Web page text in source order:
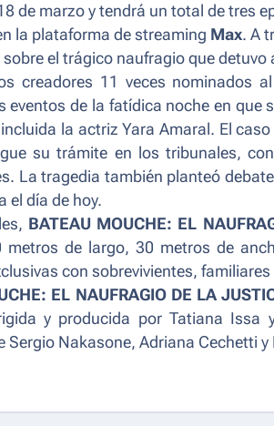
de marzo y tendrá un total de tres
la plataforma de streaming Max. A
el trágico naufragio que detuvo
creadores 11 veces nominados
eventos de la fatídica noche en que
la actriz Yara Amaral. El
su trámite en los tribunales,
La tragedia también planteó
el día de hoy.
BATEAU MOUCHE: EL
metros de largo, 30 metros de
con sobrevivientes,
EL NAUFRAGIO DE LA
y producida por Tatiana
Sergio Nakasone, Adriana Cechetti